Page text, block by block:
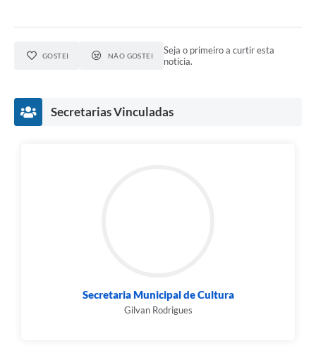
GOSTEI NÃO GOSTEI
Seja o primeiro a curtir esta
notícia.
Secretarias Vinculadas
Secretaria Municipal de Cultura
Gilvan Rodrigues